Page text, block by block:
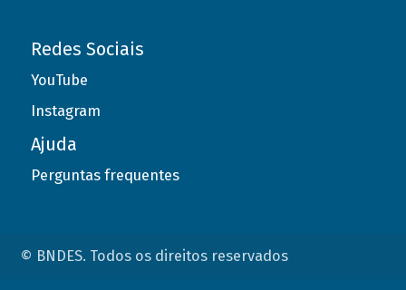
Redes Sociais
YouTube
Instagram
Ajuda
Perguntas frequentes
© BNDES. Todos os direitos reservados